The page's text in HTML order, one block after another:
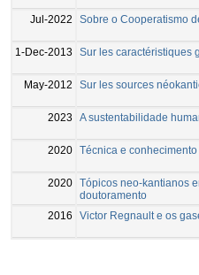
Jul-2022 Sobre o Cooperatismo
1-Dec-2013 Sur les caractéristiques
May-2012 Sur les sources
2023 A sustentabilidade
2020 Técnica e
2020 Tópicos neo-kantianos
doutoramento
2016
Victor Regnault e os